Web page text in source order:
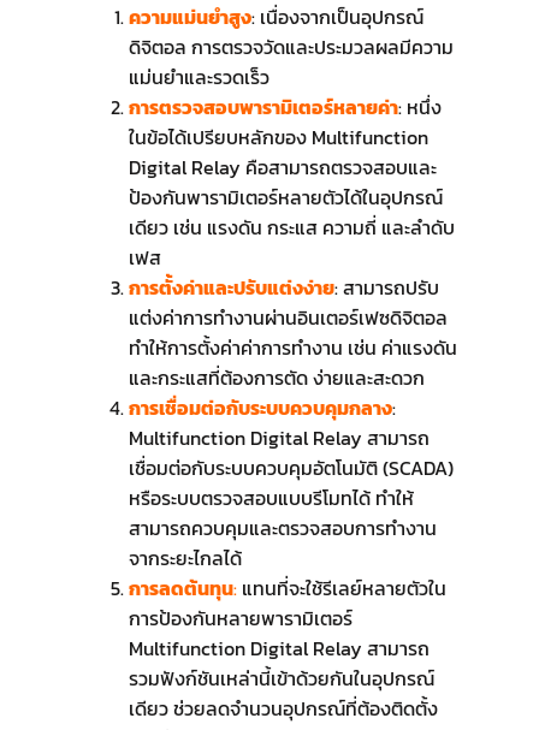
ความแม่นยำสูง: เนื่องจากเป็นอุปกรณ์
ดิจิตอล การตรวจวัดและประมวลผลมีความ
แม่นยำและรวดเร็ว
การตรวจสอบพารามิเตอร์หลายค่า: หนึ่ง
ในข้อได้เปรียบหลักของ Multifunction
Digital Relay คือสามารถตรวจสอบและ
ป้องกันพารามิเตอร์หลายตัวได้ในอุปกรณ์
เดียว เช่น แรงดัน กระแส ความถี่ และลำดับ
เฟส
การตั้งค่าและปรับแต่งง่าย: สามารถปรับ
แต่งค่าการทำงานผ่านอินเตอร์เฟซดิจิตอล
ทำให้การตั้งค่าค่าการทำงาน เช่น ค่าแรงดัน
และกระแสที่ต้องการตัด ง่ายและสะดวก
การเชื่อมต่อกับระบบควบคุมกลาง:
Multifunction Digital Relay สามารถ
เชื่อมต่อกับระบบควบคุมอัตโนมัติ (SCADA)
หรือระบบตรวจสอบแบบรีโมทได้ ทำให้
สามารถควบคุมและตรวจสอบการทำงาน
จากระยะไกลได้
การลดต้นทุน:แทนที่จะใช้รีเลย์หลายตัวใน
การป้องกันหลายพารามิเตอร์
Multifunction Digital Relay สามารถ
รวมฟังก์ชันเหล่านี้เข้าด้วยกันในอุปกรณ์
เดียว ช่วยลดจำนวนอุปกรณ์ที่ต้องติดตั้ง